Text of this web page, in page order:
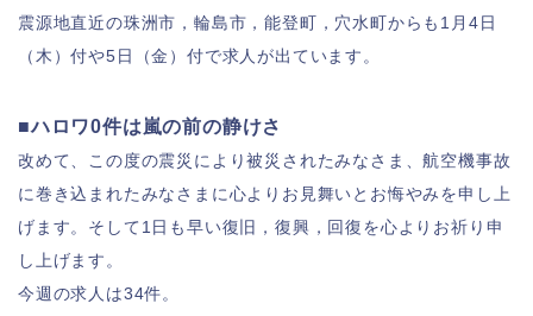
震源地直近の珠洲市，輪島市，能登町，穴水町からも1月4日
（木）付や5日（金）付で求人が出ています。
■ハロワ0件は嵐の前の静けさ
改めて、この度の震災により被災されたみなさま、航空機事故
に巻き込まれたみなさまに心よりお見舞いとお悔やみを申し上
げます。そして1日も早い復旧，復興，回復を心よりお祈り申
し上げます。
今週の求人は34件。